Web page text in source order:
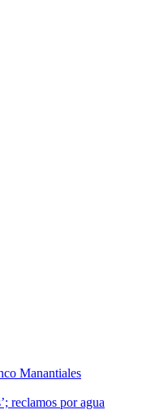
Manantiales
reclamos por agua